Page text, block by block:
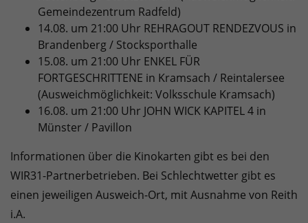
Gemeindezentrum Radfeld)
14.08. um 21:00 Uhr REHRAGOUT RENDEZVOUS in
Brandenberg / Stocksporthalle
15.08. um 21:00 Uhr ENKEL FÜR
FORTGESCHRITTENE in Kramsach / Reintalersee
(Ausweichmöglichkeit: Volksschule Kramsach)
16.08. um 21:00 Uhr JOHN WICK KAPITEL 4 in
Münster / Pavillon
Informationen über die Kinokarten gibt es bei den
WIR31-Partnerbetrieben. Bei Schlechtwetter gibt es
einen jeweiligen Ausweich-Ort, mit Ausnahme von Reith
i.A.